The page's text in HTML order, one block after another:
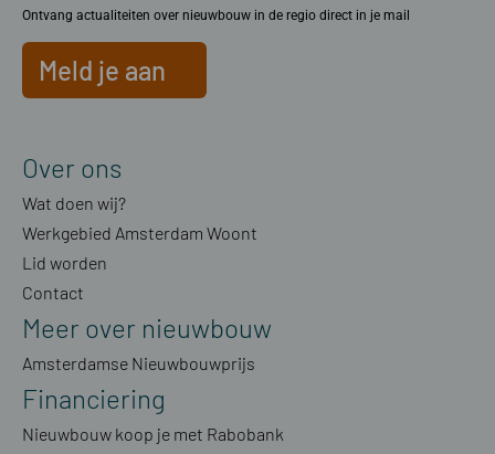
Ontvang actualiteiten over nieuwbouw in de regio direct in je mail
Meld je aan
Over ons
Wat doen wij?
Werkgebied Amsterdam Woont
Lid worden
Contact
Meer over nieuwbouw
Amsterdamse Nieuwbouwprijs
Financiering
Nieuwbouw koop je met Rabobank